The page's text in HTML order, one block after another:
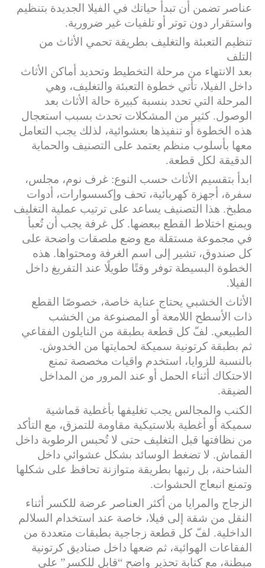
عناصر تضمن أن تبدأ حياتك في الفيلا الجديدة بتنظيم
واستقرار دون توتر أو تلفيات غير ضرورية.
تنظيم التعبئة والتغليف بطريقة تحمي الأثاث من
التلف
بعد الانتهاء من مرحلة التخطيط وتحديد أماكن الأثاث
داخل الفيلا، تأتي خطوة التعبئة والتغليف، وهي
المرحلة التي تحدد بنسبة كبيرة حالة الأثاث بعد
الوصول. كثير من المشكلات تحدث بسبب استعجال
هذه الخطوة أو تنفيذها بعشوائية، لذلك يجب التعامل
معها بأسلوب منظم يعتمد على التصنيف والحماية
الدقيقة لكل قطعة.
ابدأ بتقسيم الأثاث حسب النوع: غرف نوم، مجلس،
سفرة، أجهزة كهربائية، تحف وإكسسوارات، أدوات
مطبخ. هذا التصنيف يساعد على ترتيب عملية التغليف
ويمنع اختلاط القطع ببعضها. كل غرفة يجب أن تُعبأ
في مجموعة مستقلة مع وضع ملصقات واضحة على
كل صندوق، تشير إلى اسم الغرفة ومحتواها. هذه
الخطوة البسيطة توفر وقتًا طويلًا عند التفريغ داخل
الفيلا.
الأثاث الخشبي يحتاج عناية خاصة، خصوصًا القطع
ذات الأسطح اللامعة أو المصنوعة من الخشب
الطبيعي. لفّ كل قطعة بطبقة من النايلون الفقاعي
ثم بطبقة كرتونية سميكة لحمايتها من الخدوش.
بالنسبة للزوايا، استخدم واقيات مخصصة تمنع
الاحتكاك أثناء الحمل أو عند المرور من المداخل
الضيقة.
الكنب والمجالس يجب تغليفها بأغطية قماشية
سميكة أو أغطية بلاستيكية مقاومة للتمزق، مع التأكد
من نظافتها قبل التغليف حتى لا تُحبس الرطوبة داخل
القماش. لا تضغط الوسائد بشكل عشوائي داخل
الشاحنة، بل رتبها بطريقة متوازنة تحافظ على شكلها
وتمنع انبعاج الحشوات.
الزجاج والمرايا من أكثر العناصر عرضة للكسر أثناء
النقل من شقة إلى فيلا، خاصة عند استخدام السلالم
الداخلية. لفّ كل قطعة زجاجية بطبقات متعددة من
الفقاعات الهوائية، ثم ضعها داخل صناديق كرتونية
مبطنة، مع كتابة تحذير واضح “قابل للكسر” على